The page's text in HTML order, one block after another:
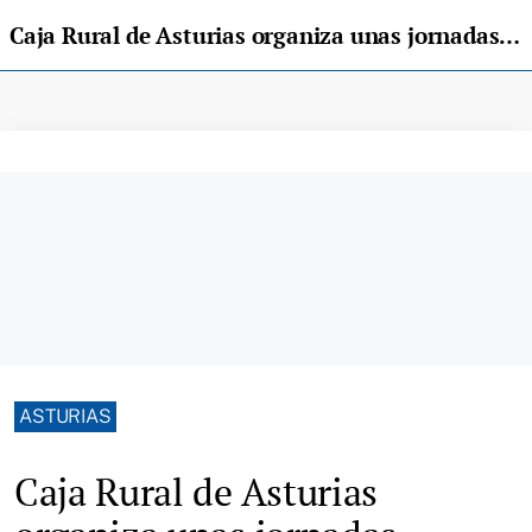
Caja Rural de Asturias organiza unas jornadas informativas sobre la PAC
ASTURIAS
Caja Rural de Asturias